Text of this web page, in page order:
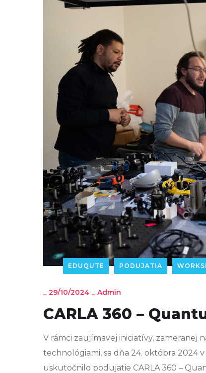
EDUQUTE PODUJATIA
29/10/2024 Admin
CARLA 360 –
V rámci zaujímavej iniciatívy, zameranej
technológiami, sa dňa 24. októbra 2024
uskutočnilo podujatie CARLA 360 –